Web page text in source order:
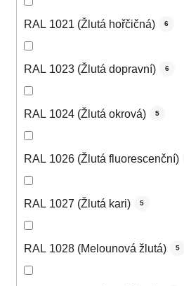
RAL 1021 (Žlutá hořčičná) 6
RAL 1023 (Žlutá dopravní) 6
RAL 1024 (Žlutá okrová) 5
RAL 1026 (Žlutá fluorescenční)
RAL 1027 (Žlutá kari) 5
RAL 1028 (Melounová žlutá) 5